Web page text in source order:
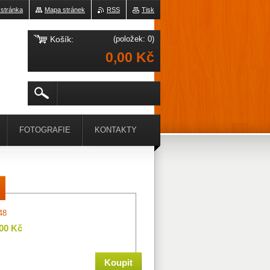
Kč
FOTOGRAFIE KONTAKTY
Tisk
RSS
Mapa stránek
Košík: (položek: 0)
0,00 Kč